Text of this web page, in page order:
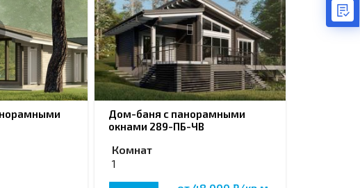
Дом-баня с панорамными
окнами 289-ПБ-ЧВ
Комнат
1